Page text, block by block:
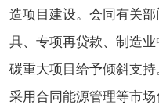
造项目建设。会同有关
具、专项再贷款、制造
碳重大项目给予倾斜支
采用合同能源管理等市